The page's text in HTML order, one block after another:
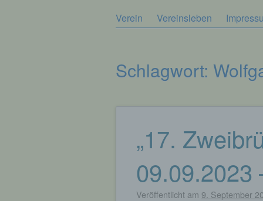
Zum
Verein Vereinsleben
Schlagwort:
Beitragsnavigation
„17.
09.09.2023
Veröffentlicht am 9. September